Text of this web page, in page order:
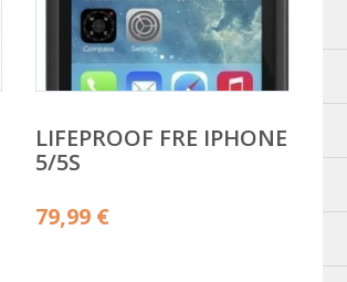
LIFEPROOF FRE IPHONE
5/5S
79,99 €